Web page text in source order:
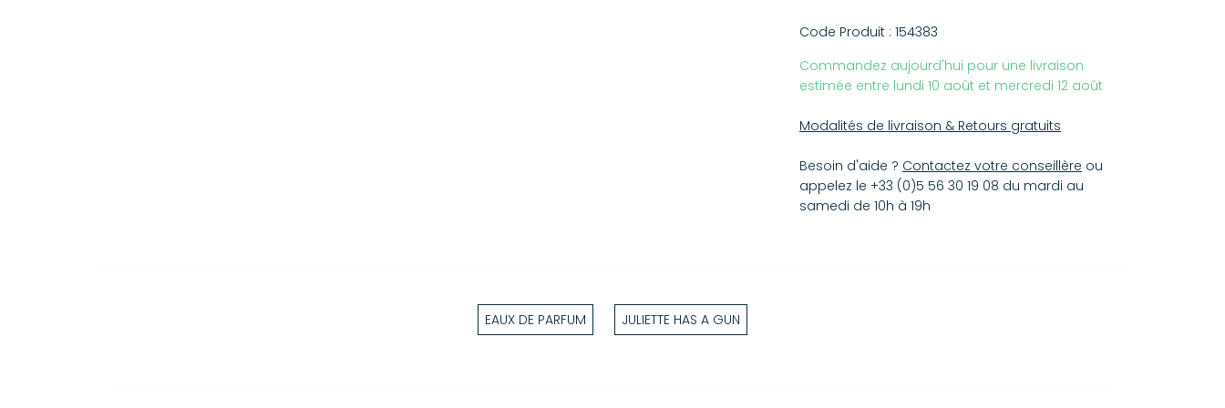
PogostemonCablinOil, Anethole, Terpinolene,
Terpinene, Farnesol, Benzyl Alcohol
Code Produit : 154383
Commandez aujourd'hui pour une livraison
estimée entre lundi 10 août et mercredi 12 août
Modalités de livraison & Retours gratuits
Besoin d'aide ? Contactez votre conseillère ou
appelez le +33 (0)5 56 30 19 08 du mardi au
samedi de 10h à 19h
EAUX DE PARFUM JULIETTE HAS A GUN